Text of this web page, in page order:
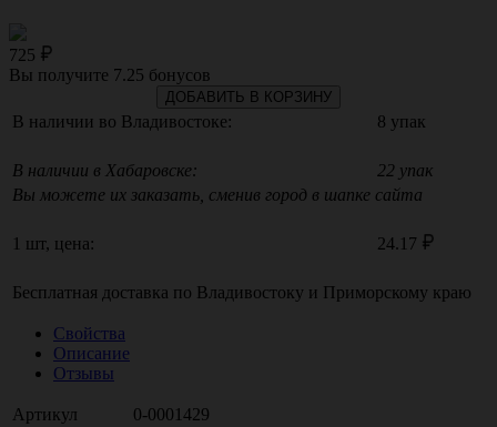
725
Вы получите 7.25 бонусов
ДОБАВИТЬ В КОРЗИНУ
В наличии во Владивостоке: 8 упак
В наличии в Хабаровске:
22 упак
Вы можете их заказать, сменив город в шапке сайта
1 шт, цена: 24.17
Бесплатная доставка по Владивостоку и Приморскому краю
Свойства
Описание
Отзывы
Артикул 0-0001429